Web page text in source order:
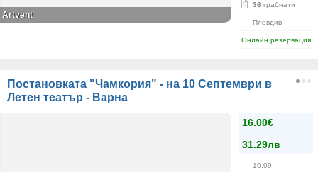
36 грабнати
Пловдив
Онлайн резервация
Artvent
Постановката "Чамкория" - на 10 Септември в
Летен театър - Варна
16.00€
31.29лв
10.09